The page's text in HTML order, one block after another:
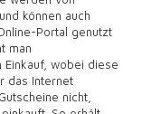
können auch
Portal genutzt
man
Einkauf, wobei diese
das Internet
nicht,